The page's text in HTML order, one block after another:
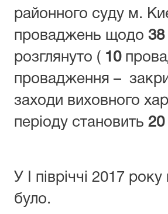
районного суду м.
проваджень щодо 38
розглянуто ( 10
провадження –
заходи виховного
періоду становить 20
У I півріччі 2017
було.